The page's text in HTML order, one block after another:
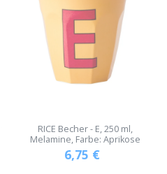
RICE Becher - E, 250 ml,
Melamine, Farbe: Aprikose
6,75 €